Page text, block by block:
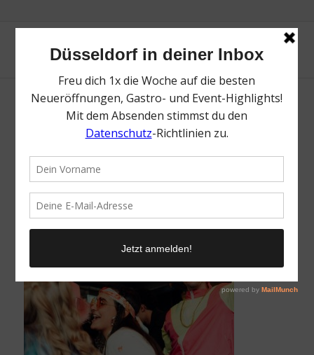
Düsseldorf Karneval 2026 – die besten
Foto: 25hours Hotel Das Tour